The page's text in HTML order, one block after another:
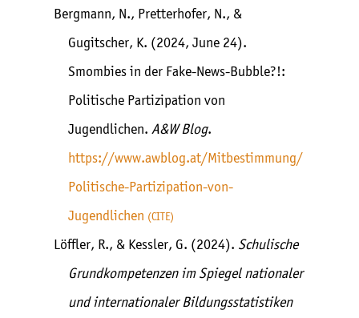
Bergmann, N., Pretterhofer, N., &
Gugitscher, K. (2024, June 24).
Smombies in der Fake-News-Bubble?!:
Politische Partizipation von
Jugendlichen. A&W Blog.
https://www.awblog.at/Mitbestimmung/
Politische-Partizipation-von-
Jugendlichen
CITE
Löffler, R., & Kessler, G. (2024). Schulische
Grundkompetenzen im Spiegel nationaler
und internationaler Bildungsstatistiken